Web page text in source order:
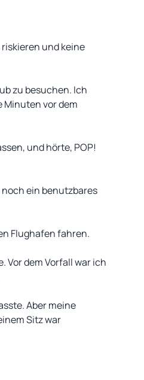
und keine
zu besuchen. Ich
Minuten vor dem
und hörte, POP!
ein benutzbares
Flughafen fahren.
Vor dem Vorfall war ich
Aber meine
Sitz war